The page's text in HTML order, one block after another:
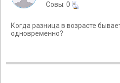
Cовы: 0
Когда разница в возрасте
одновременно?